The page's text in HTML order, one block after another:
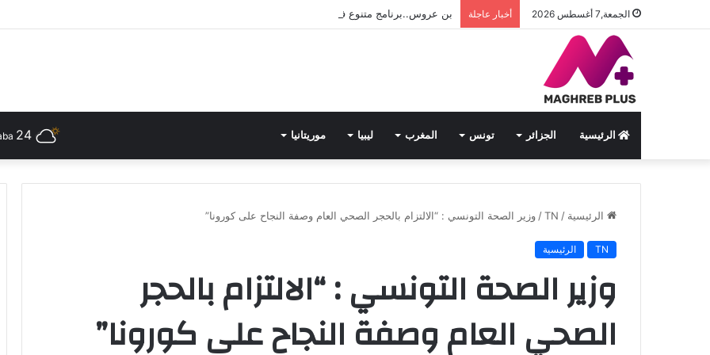
الجمعة,7 أغسطس 2026 أخبار عاجلة بن عروس..برنامج متنوع في الدورة الثانية لـ”المهرجان الدّولي للفنون الشّعبية بأوذنة “
الرئيسية الجزائر تونس المغرب ليبيا موريتانيا 24
الرئيسية /
TN
/ وزير الصحة التونسي : “الالتزام بالحجر الصحي العام وصفة النجاح على كورونا”
TN الرئيسية
وزير الصحة التونسي : “الالتزام بالحجر
الصحي العام وصفة النجاح على كورونا”